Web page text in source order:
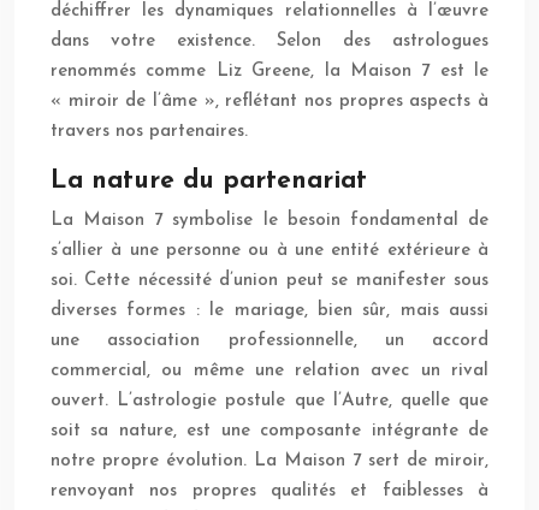
déchiffrer les dynamiques relationnelles à l’œuvre
dans votre existence. Selon des astrologues
renommés comme Liz Greene, la Maison 7 est le
« miroir de l’âme », reflétant nos propres aspects à
travers nos partenaires.
La nature du partenariat
La Maison 7 symbolise le besoin fondamental de
s’allier à une personne ou à une entité extérieure à
soi. Cette nécessité d’union peut se manifester sous
diverses formes : le mariage, bien sûr, mais aussi
une association professionnelle, un accord
commercial, ou même une relation avec un rival
ouvert. L’astrologie postule que l’Autre, quelle que
soit sa nature, est une composante intégrante de
notre propre évolution. La Maison 7 sert de miroir,
renvoyant nos propres qualités et faiblesses à